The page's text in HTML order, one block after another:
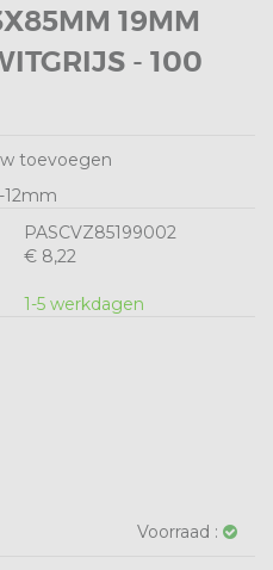
19MM
- 100
toevoegen
12mm
PASCVZ85199002
€ 8,22
1-5 werkdagen
Voorraad :